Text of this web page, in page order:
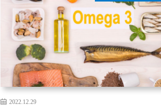
2022.12.29